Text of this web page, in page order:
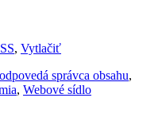
, Vytlačiť
správca obsahu,
, Webové sídlo